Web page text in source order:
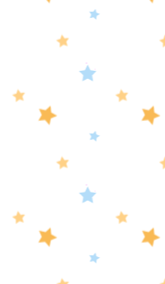
と嵐をまきおこ
ドゥーガル
ーション】